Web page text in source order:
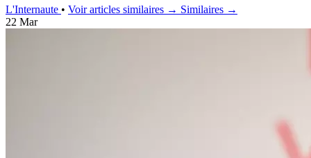
L'Internaute • Voir articles similaires → Similaires →
22 Mar